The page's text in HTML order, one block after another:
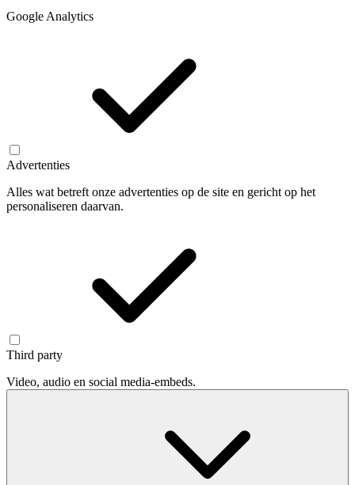
Google Analytics
Advertenties
Alles wat betreft onze advertenties op de site en gericht op het
personaliseren daarvan.
Third party
Video, audio en social media-embeds.